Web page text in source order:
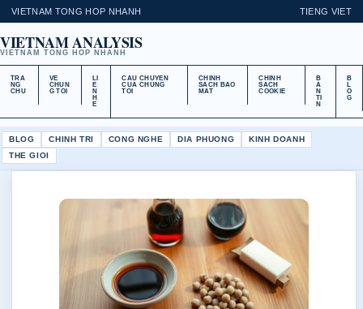
VIETNAM TONG HOP NHANH TIENG VIET
VIETNAM ANALYSIS
VIETNAM TONG HOP NHANH
TRA
NG
CHU
VE
CHUN
G TOI
LI
E
N
H
E
CAU CHUYEN
CUA CHUNG
TOI
CHINH
SACH BAO
MAT
CHINH
SACH
COOKIE
B
A
N
TI
N
B
L
O
G
BLOG CHINH TRI CONG NGHE DIA PHUONG
KINH DOANH
THE GIOI